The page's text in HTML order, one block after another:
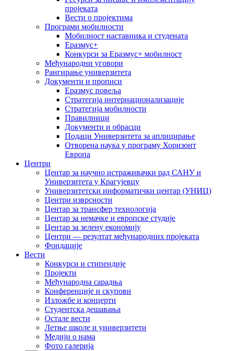
пројеката
Вести о пројектима
Програми мобилности
Мобилност наставника и студената
Еразмус+
Конкурси за Еразмус+ мобилност
Међународни уговори
Рангирање универзитета
Документи и прописи
Еразмус повеља
Стратегија интернационализације
Стратегија мобилности
Правилници
Документи и обрасци
Подаци Универзитета за аплицирање
Отворена наука у програму Хоризонт
Европа
Центри
Центар за научно истраживачки рад САНУ и
Универзитета у Крагујевцу
Универзитетски информатички центар (УНИЦ)
Центри изврсности
Центар за трансфер технологија
Центар за немачке и европске студије
Центар за зелену економију
Центри — резултат међународних пројеката
Фондације
Вести
Конкурси и стипендије
Пројекти
Међународна сарадња
Конференције и скупови
Изложбе и концерти
Студентска дешавања
Остале вести
Летње школе и универзитети
Медији о нама
Фото галерија